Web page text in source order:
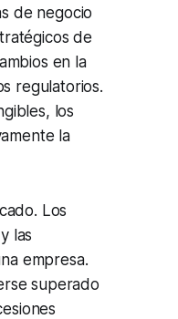
de negocio
de
en la
regulatorios.
los
la
Los
las
empresa.
superado